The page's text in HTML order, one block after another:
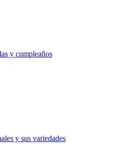
y cumpleaños
y sus variedades